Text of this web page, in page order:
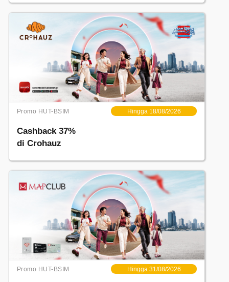
Promo HUT-BSIM Hingga 18/08/2026
Cashback 37%
di Crohauz
Promo HUT-BSIM Hingga 31/08/2026